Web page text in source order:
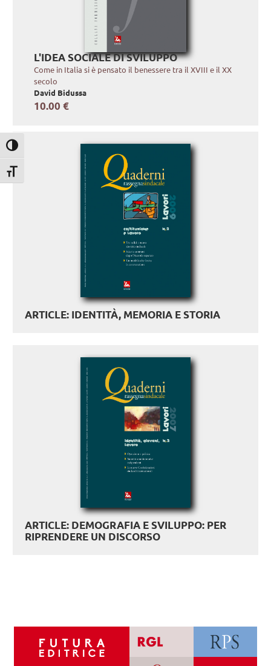
Attiva/disattiva alto contrasto
Attiva/disattiva dimensione testo
L'IDEA SOCIALE DI SVILUPPO
Come in Italia si è pensato il benessere tra il XVIII e il XX
secolo
David Bidussa
10.00 €
ARTICLE: IDENTITÀ, MEMORIA E STORIA
ARTICLE: DEMOGRAFIA E SVILUPPO: PER
RIPRENDERE UN DISCORSO